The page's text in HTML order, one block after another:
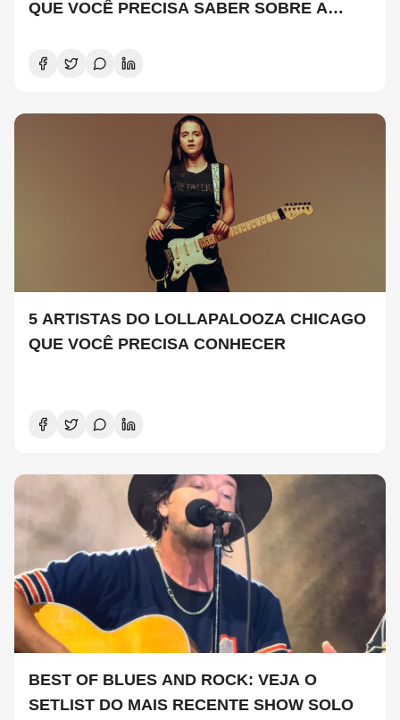
QUE VOCÊ PRECISA SABER SOBRE A
5 ARTISTAS DO LOLLAPALOOZA CHICAGO
QUE VOCÊ PRECISA CONHECER
BEST OF BLUES AND ROCK: VEJA O
SETLIST DO MAIS RECENTE SHOW SOLO